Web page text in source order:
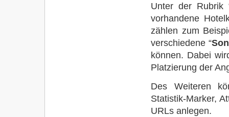
Unter der Rubrik
vorhandene
zählen zum
verschiedene “
können. Dabei
Platzierung der
Des Weiteren
Statistik-Marker,
URLs anlegen.